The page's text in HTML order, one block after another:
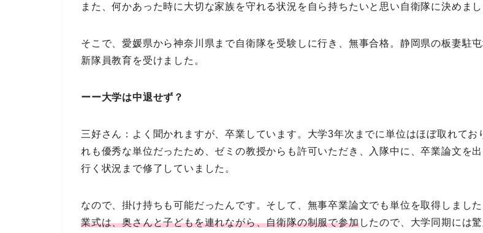
また、何かあった時に大切な家族を守れる状況を自ら持ちたいと思い自衛隊に決めまし
そこで、愛媛県から神奈川県まで自衛隊を受験しに行き、無事合格。静岡県の板妻駐
新隊員教育を受けました。
ーー大学は中退せず？
三好さん：よく聞かれますが、卒業しています。大学3年次までに単位はほぼ取れてお
れも優秀な単位だったため、ゼミの教授からも許可いただき、入隊中に、卒業論文を出
行く状況まで修了していました。
なので、掛け持ちも可能だったんです。そして、無事卒業論文でも単位を取得しました
業式は、奥さんと子どもを連れながら、自衛隊の制服で参加したので、大学同期には